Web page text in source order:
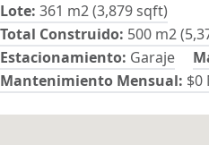
Lote: 361 m2 (3,879 sqft)
Total Construido: 500 m2
Estacionamiento: Garaje
Mantenimiento Mensual: $0